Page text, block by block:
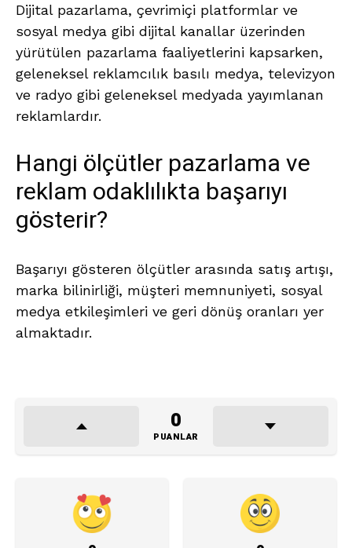
Dijital pazarlama, çevrimiçi platformlar ve
sosyal medya gibi dijital kanallar üzerinden
yürütülen pazarlama faaliyetlerini kapsarken,
geleneksel reklamcılık basılı medya, televizyon
ve radyo gibi geleneksel medyada yayımlanan
reklamlardır.
Hangi ölçütler pazarlama ve
reklam odaklılıkta başarıyı
gösterir?
Başarıyı gösteren ölçütler arasında satış artışı,
marka bilinirliği, müşteri memnuniyeti, sosyal
medya etkileşimleri ve geri dönüş oranları yer
almaktadır.
0
PUANLAR